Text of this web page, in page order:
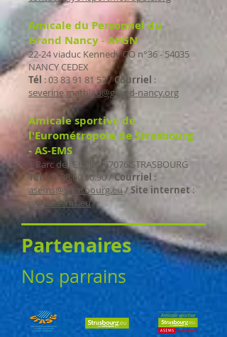
Amicale du Personnel du
Grand Nancy - APGN
22-24 viaduc Kennedy CO n°36 - 54035
NANCY CEDEX
Tél :03 83 91 81 52/Courriel :
severine.mathieu@grand-nancy.org
Amicale sportive de
l'Eurométropole de Strasbourg
- AS-EMS
1 Parc de l'Etoile - 67076 STRASBOURG
Tel:03.88.60.90.90/Courriel :
asems@strasbourg.eu/Site internet :
www.asems.eu
Partenaires
Nos parrains